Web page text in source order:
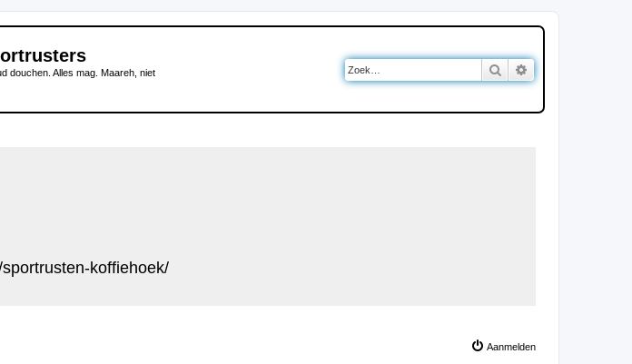
douchen. Alles mag. Maareh, niet
Zoek
koffiehoek/
Aanmelden